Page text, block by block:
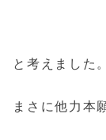
と考えました。
まさに他力本